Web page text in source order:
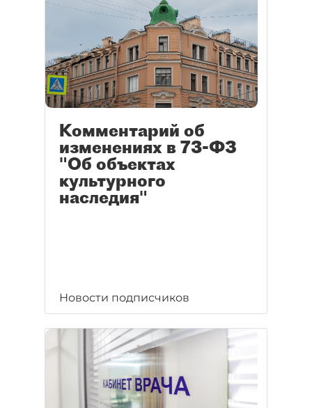
Комментарий об
изменениях в 73-ФЗ
"Об объектах
культурного
наследия"
Новости подписчиков